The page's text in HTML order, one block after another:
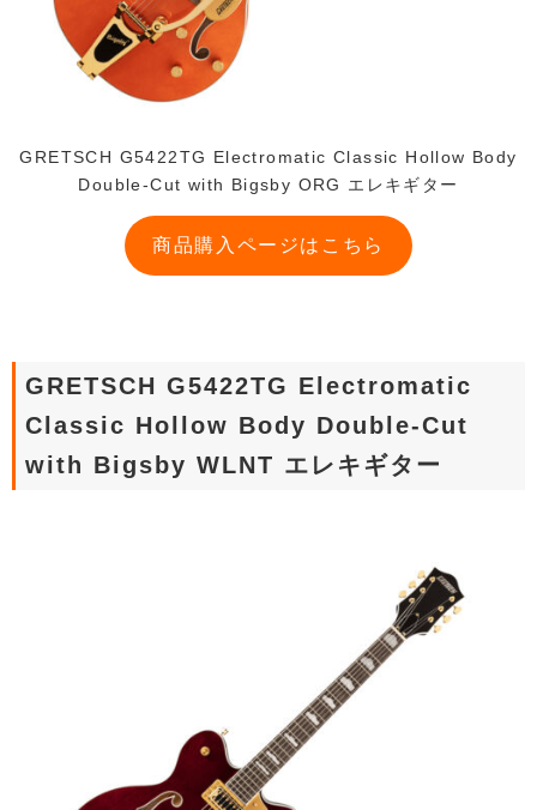
GRETSCH G5422TG Electromatic Classic Hollow Body
Double-Cut with Bigsby ORG エレキギター
商品購入ページはこちら
GRETSCH G5422TG Electromatic
Classic Hollow Body Double-Cut
with Bigsby WLNT エレキギター